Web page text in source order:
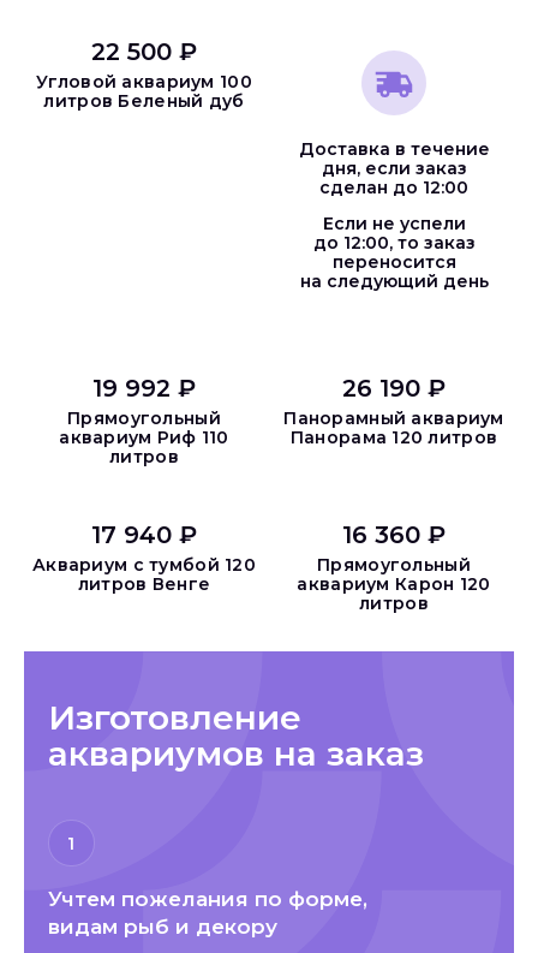
22 500 ₽
Угловой аквариум 100
литров Беленый дуб
Доставка в течение
дня, если заказ
сделан до 12:00
Если не успели
до 12:00, то заказ
переносится
на следующий день
19 992 ₽
Прямоугольный
аквариум Риф 110
литров
26 190 ₽
Панорамный аквариум
Панорама 120 литров
17 940 ₽
Аквариум с тумбой 120
литров Венге
16 360 ₽
Прямоугольный
аквариум Карон 120
литров
Изготовление
аквариумов на заказ
1
Учтем пожелания по форме,
видам рыб и декору